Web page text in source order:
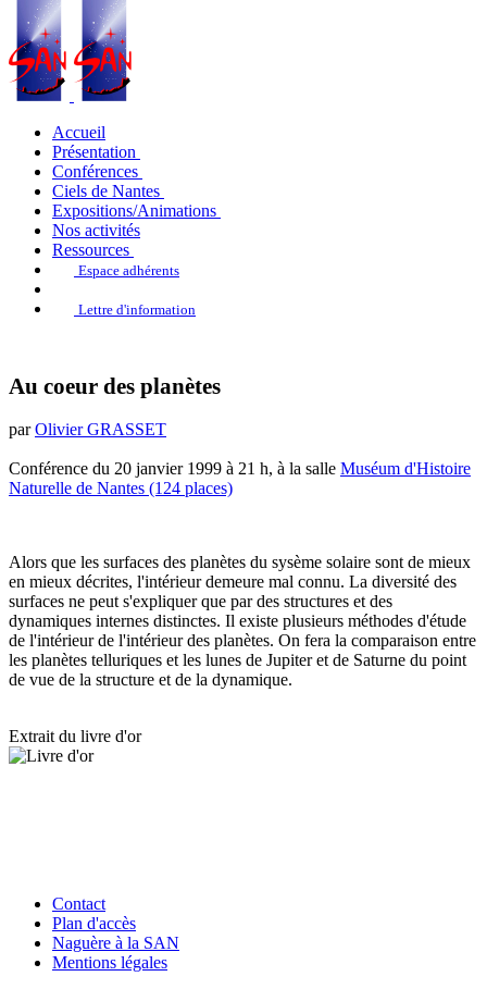
Accueil
Présentation
Conférences
Ciels de Nantes
Expositions/Animations
Nos activités
Ressources
Espace adhérents
Lettre d'information
Au coeur des planètes
parOlivier GRASSET
Conférence du 20 janvier 1999 à 21 h, à la salle Muséum d'Histoire
Naturelle de Nantes (124 places)
Alors que les surfaces des planètes du sysème solaire sont de mieux
en mieux décrites, l'intérieur demeure mal connu. La diversité des
surfaces ne peut s'expliquer que par des structures et des
dynamiques internes distinctes. Il existe plusieurs méthodes d'étude
de l'intérieur de l'intérieur des planètes. On fera la comparaison entre
les planètes telluriques et les lunes de Jupiter et de Saturne du point
de vue de la structure et de la dynamique.
Extrait du livre d'or
Contact
Plan d'accès
Naguère à la SAN
Mentions légales